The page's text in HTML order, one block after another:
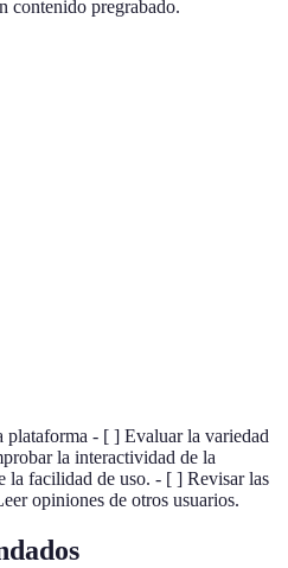
contenido pregrabado.
plataforma - [ ] Evaluar la variedad
la interactividad de la
la facilidad de uso. - [ ] Revisar las
opiniones de otros usuarios.